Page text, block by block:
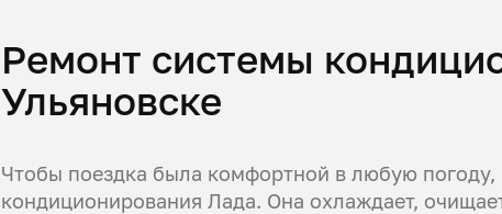
Ремонт системы
Ульяновске
Чтобы поездка была комфортной в любую
кондиционирования Лада. Она охлаждает,